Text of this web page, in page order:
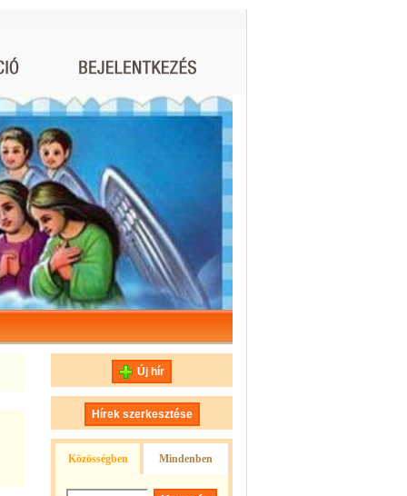
Új hír
Hírek szerkesztése
Közösségben Mindenben